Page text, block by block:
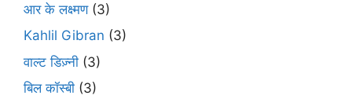
आर के लक्ष्मण(3)
Kahlil Gibran (3)
वाल्ट डिज़्नी (3)
बिल कॉस्बी (3)